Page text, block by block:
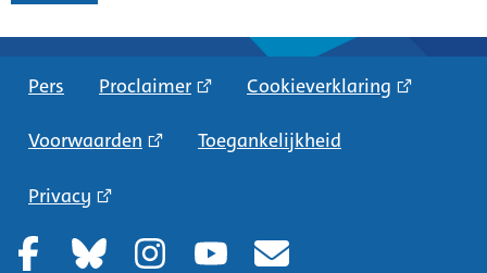
Pers Proclaimer Cookieverklaring
Voorwaarden Toegankelijkheid
Privacy